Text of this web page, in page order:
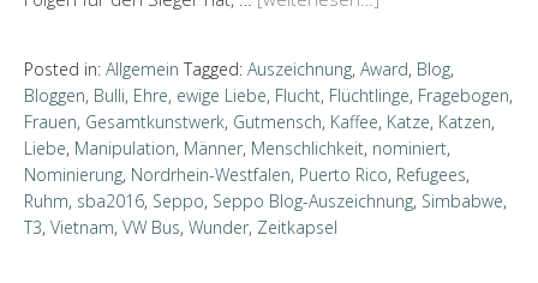
Posted in: Allgemein Tagged: Auszeichnung, Award, Blog,
Bloggen, Bulli, Ehre, ewige Liebe, Flucht, Flüchtlinge, Fragebogen,
Frauen, Gesamtkunstwerk, Gutmensch, Kaffee, Katze, Katzen,
Liebe, Manipulation, Männer, Menschlichkeit, nominiert,
Nominierung, Nordrhein-Westfalen, Puerto Rico, Refugees,
Ruhm, sba2016, Seppo, Seppo Blog-Auszeichnung, Simbabwe,
T3, Vietnam, VW Bus, Wunder, Zeitkapsel